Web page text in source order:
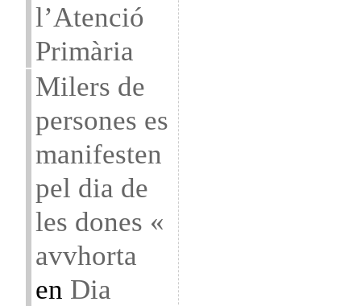
l’Atenció
Primària
Milers de
persones es
manifesten
pel dia de
les dones «
avvhorta
en Dia